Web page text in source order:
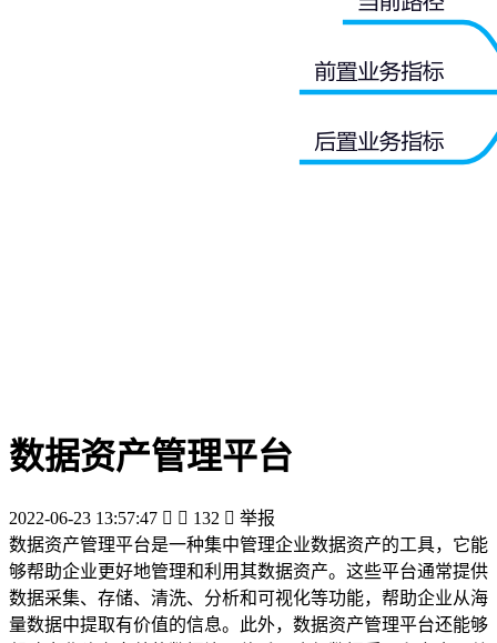
数据资产管理平台
2022-06-23 13:57:47   132  举报
数据资产管理平台是一种集中管理企业数据资产的工具，它能
够帮助企业更好地管理和利用其数据资产。这些平台通常提供
数据采集、存储、清洗、分析和可视化等功能，帮助企业从海
量数据中提取有价值的信息。此外，数据资产管理平台还能够